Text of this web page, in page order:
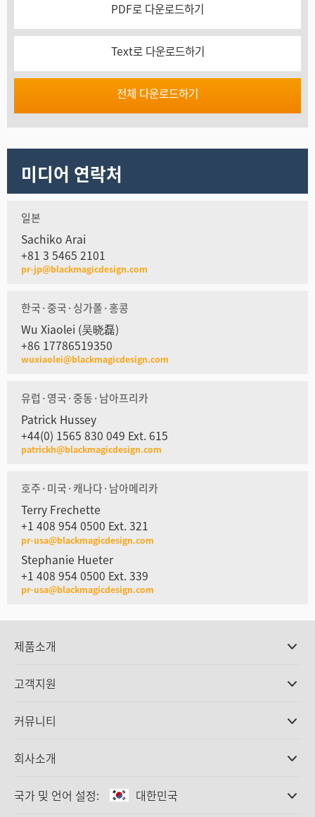
PDF로 다운로드하기
Text로 다운로드하기
전체 다운로드하기
미디어 연락처
일본
Sachiko Arai
+81 3 5465 2101
pr-jp@blackmagicdesign.com
한국·중국·싱가폴·홍콩
Wu Xiaolei (吴晓磊)
+86 17786519350
wuxiaolei@blackmagicdesign.com
유럽·영국·중동·남아프리카
Patrick Hussey
+44(0) 1565 830 049 Ext. 615
patrickh@blackmagicdesign.com
호주·미국·캐나다·남아메리카
Terry Frechette
+1 408 954 0500 Ext. 321
pr-usa@blackmagicdesign.com
Stephanie Hueter
+1 408 954 0500 Ext. 339
pr-usa@blackmagicdesign.com
제품소개
DaVinci Resolve와 Fusion 소프트웨어
Ultimatte
캡쳐 및 재생
표준 변환
고객지원
고객지원 센터
커뮤니티
회사소개
회사 소개
국가 및 언어 설정: 대한민국